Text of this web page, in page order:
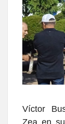
Víctor